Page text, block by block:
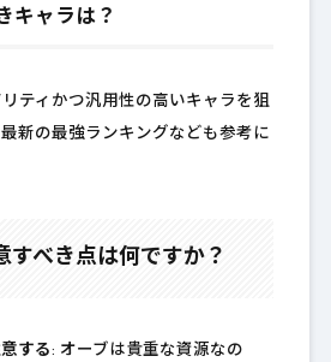
キャラは？
ティかつ汎用性の高いキャラを狙
新の最強ランキングなども参考に
すべき点は何ですか？
する: オーブは貴重な資源なの